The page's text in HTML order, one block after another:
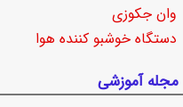
وان جکوزی
دستگاه خوشبو کننده هوا
مجله آموزشی